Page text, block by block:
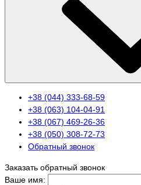
+38 (044) 333-68-59
+38 (063) 104-04-91
+38 (067) 469-26-36
+38 (050) 308-72-73
Обратный звонок
Заказать обратный звонок
Ваше имя: